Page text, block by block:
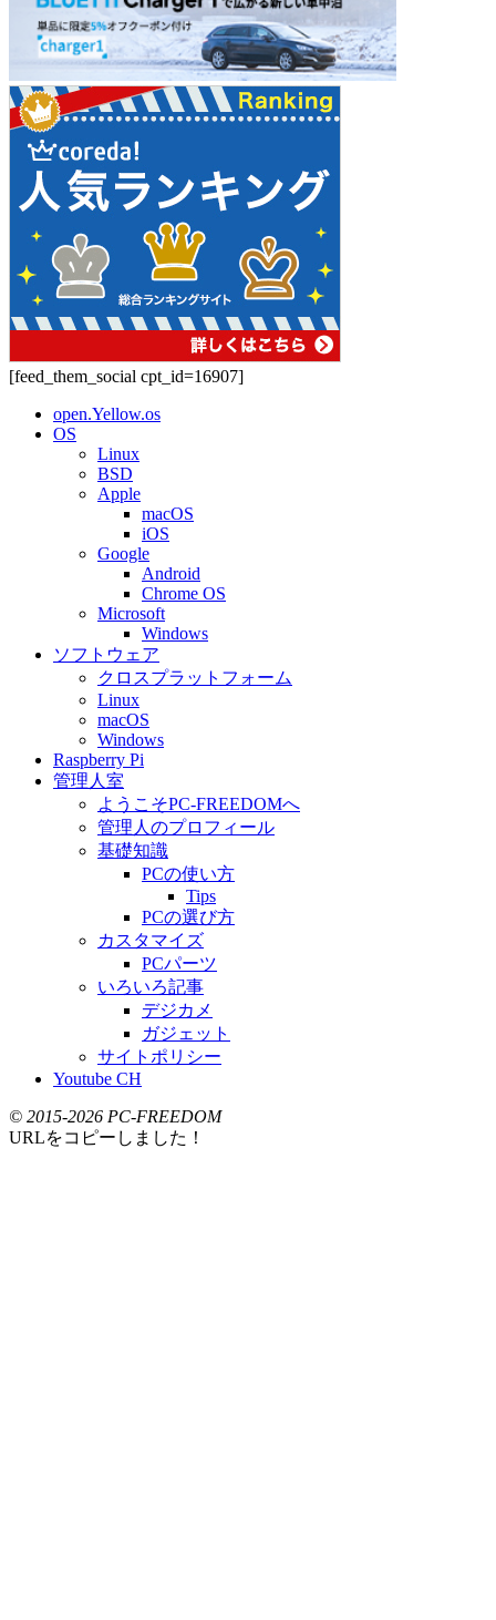
[feed_them_social cpt_id=16907]
open.Yellow.os
OS
Linux
BSD
Apple
macOS
iOS
Google
Android
Chrome OS
Microsoft
Windows
ソフトウェア
クロスプラットフォーム
Linux
macOS
Windows
Raspberry Pi
管理人室
ようこそPC-FREEDOMへ
管理人のプロフィール
基礎知識
PCの使い方
Tips
PCの選び方
カスタマイズ
PCパーツ
いろいろ記事
デジカメ
ガジェット
サイトポリシー
Youtube CH
© 2015-2026 PC-FREEDOM
URLをコピーしました！